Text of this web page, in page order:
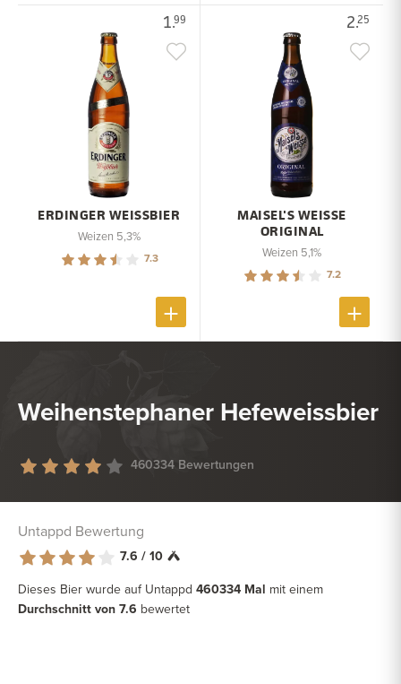
1.99
ERDINGER WEISSBIER
Weizen 5,3%
7.3
2.25
MAISEL'S WEISSE
ORIGINAL
Weizen 5,1%
7.2
Weihenstephaner Hefeweissbier
460334 Bewertungen
Untappd Bewertung
7.6 / 10
Dieses Bier wurde auf Untappd 460334 Mal mit einem
Durchschnitt von 7.6 bewertet